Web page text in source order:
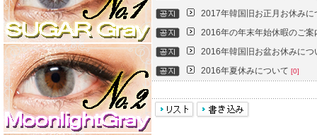
2017年韓国旧お正月お休み
2016年の年末年始休暇のご
2016年韓国旧お盆お休みに
2016年夏休みについて [0]